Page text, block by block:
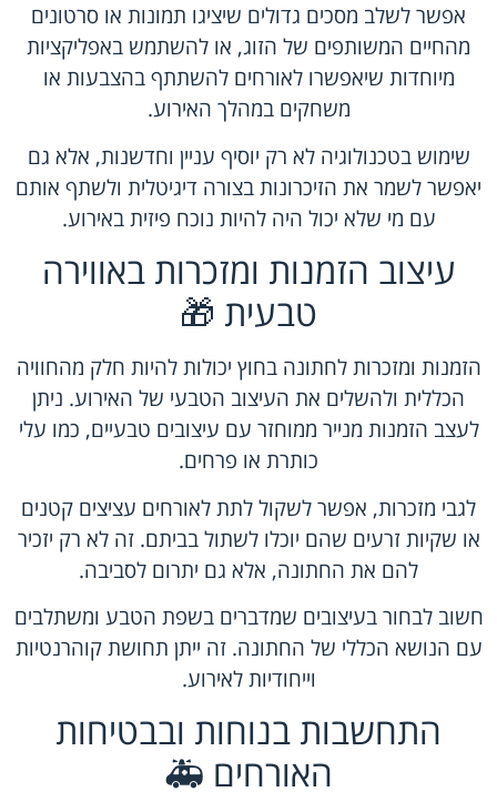
אפשר לשלב מסכים גדולים שיציגו תמונות או סרטונים
מהחיים המשותפים של הזוג, או להשתמש באפליקציות
מיוחדות שיאפשרו לאורחים להשתתף בהצבעות או
משחקים במהלך האירוע.
שימוש בטכנולוגיה לא רק יוסיף עניין וחדשנות, אלא גם
יאפשר לשמר את הזיכרונות בצורה דיגיטלית ולשתף אותם
עם מי שלא יכול היה להיות נוכח פיזית באירוע.
עיצוב הזמנות ומזכרות באווירה
טבעית 🎁
הזמנות ומזכרות לחתונה בחוץ יכולות להיות חלק מהחוויה
הכללית ולהשלים את העיצוב הטבעי של האירוע. ניתן
לעצב הזמנות מנייר ממוחזר עם עיצובים טבעיים, כמו עלי
כותרת או פרחים.
לגבי מזכרות, אפשר לשקול לתת לאורחים עציצים קטנים
או שקיות זרעים שהם יוכלו לשתול בביתם. זה לא רק יזכיר
להם את החתונה, אלא גם יתרום לסביבה.
חשוב לבחור בעיצובים שמדברים בשפת הטבע ומשתלבים
עם הנושא הכללי של החתונה. זה ייתן תחושת קוהרנטיות
וייחודיות לאירוע.
התחשבות בנוחות ובבטיחות
האורחים 🚑